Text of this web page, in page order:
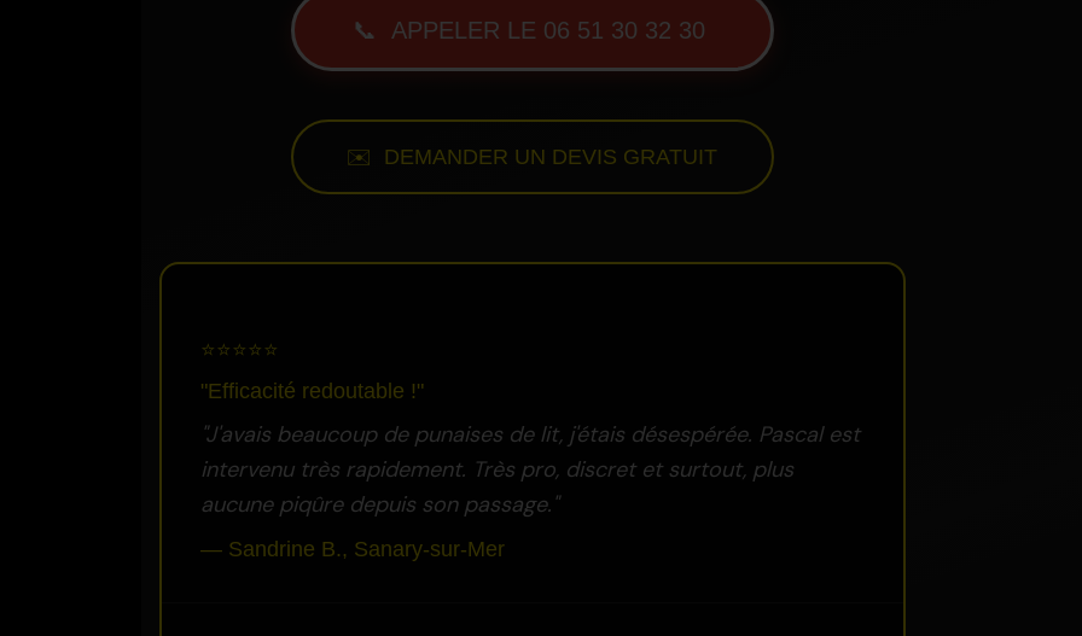
📞 APPELER LE 06 51 30 32 30
✉️ DEMANDER UN DEVIS GRATUIT
⭐⭐⭐⭐⭐
"Efficacité redoutable !"
"J'avais beaucoup de punaises de lit, j'étais désespérée. Pascal est
intervenu très rapidement. Très pro, discret et surtout, plus
aucune piqûre depuis son passage."
— Sandrine B., Sanary-sur-Mer